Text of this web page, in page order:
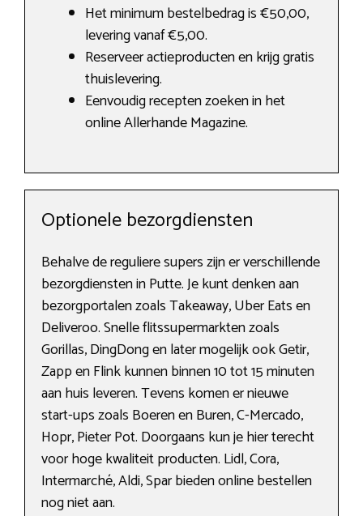
Het minimum bestelbedrag is €50,00,
levering vanaf €5,00.
Reserveer actieproducten en krijg gratis
thuislevering.
Eenvoudig recepten zoeken in het
online Allerhande Magazine.
Optionele bezorgdiensten
Behalve de reguliere supers zijn er verschillende
bezorgdiensten in Putte. Je kunt denken aan
bezorgportalen zoals Takeaway, Uber Eats en
Deliveroo. Snelle flitssupermarkten zoals
Gorillas, DingDong en later mogelijk ook Getir,
Zapp en Flink kunnen binnen 10 tot 15 minuten
aan huis leveren. Tevens komen er nieuwe
start-ups zoals Boeren en Buren, C-Mercado,
Hopr, Pieter Pot. Doorgaans kun je hier terecht
voor hoge kwaliteit producten. Lidl, Cora,
Intermarché, Aldi, Spar bieden online bestellen
nog niet aan.